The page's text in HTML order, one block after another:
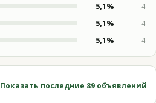
5,1%
4
5,1%
4
5,1% 4
Показать последние 89 объявлений